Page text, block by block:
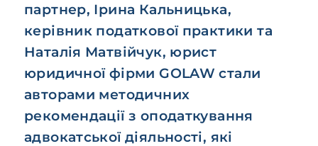
партнер, Ірина Кальницька,
керівник податкової практики та
Наталія Матвійчук, юрист
юридичної фірми GOLAW стали
авторами методичних
рекомендації з оподаткування
адвокатської діяльності, які